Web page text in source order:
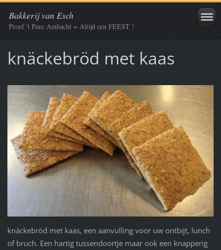
Bakkerij van Esch
Proef 't Pure Ambacht = Altijd een FEEST !
knäckebröd met kaas
knäckebröd met kaas, een aanvulling voor uw ontbijt, lunch
of bruch. Een hartig tussendoortje maar ook een knapperig